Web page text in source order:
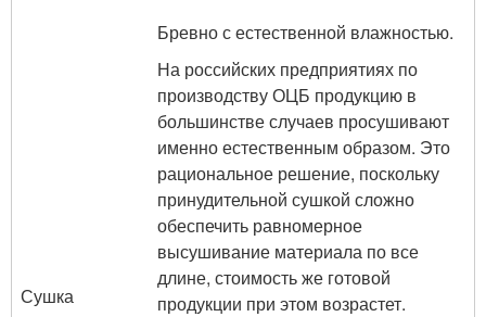
Сушка
Бревно с естественной влажностью.
На российских предприятиях по
производству ОЦБ продукцию в
большинстве случаев просушивают
именно естественным образом. Это
рациональное решение, поскольку
принудительной сушкой сложно
обеспечить равномерное
высушивание материала по все
длине, стоимость же готовой
продукции при этом возрастет.